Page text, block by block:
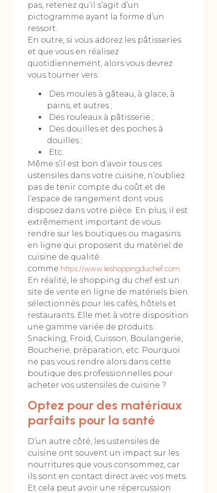
pas, retenez qu’il s’agit d’un
pictogramme ayant la forme d’un
ressort.
En outre, si vous adorez les pâtisseries
et que vous en réalisez
quotidiennement, alors vous devrez
vous tourner vers :
Des moules à gâteau, à glace, à
pains, et autres ;
Des rouleaux à pâtisserie ;
Des douilles et des poches à
douilles ;
Etc.
Même s’il est bon d’avoir tous ces
ustensiles dans votre cuisine, n’oubliez
pas de tenir compte du coût et de
l’espace de rangement dont vous
disposez dans votre pièce. En plus, il est
extrêmement important de vous
rendre sur les boutiques ou magasins
en ligne qui proposent du matériel de
cuisine de qualité
comme https://www.leshoppingduchef.com
En réalité, le shopping du chef est un
site de vente en ligne de matériels bien
sélectionnés pour les cafés, hôtels et
restaurants. Elle met à votre disposition
une gamme variée de produits :
Snacking, Froid, Cuisson, Boulangerie,
Boucherie, préparation, etc. Pourquoi
ne pas vous rendre alors dans cette
boutique des professionnelles pour
acheter vos ustensiles de cuisine ?
Optez pour des matériaux
parfaits pour la santé
D’un autre côté, les ustensiles de
cuisine ont souvent un impact sur les
nourritures que vous consommez, car
ils sont en contact direct avec vos mets.
Et cela peut avoir une répercussion